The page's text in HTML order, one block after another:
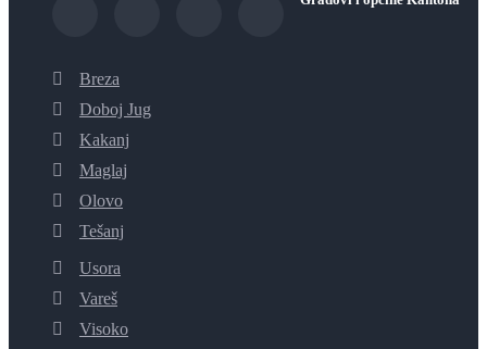
Breza
Doboj Jug
Kakanj
Maglaj
Olovo
Tešanj
Usora
Vareš
Visoko